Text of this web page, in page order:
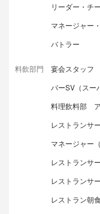
リーダー・チ
マネージャー
バトラー
料飲部門 宴会スタッフ
バーSV（スー
料理飲料部
レストランサ
マネージャー
レストランサ
レストランサ
レストラン朝